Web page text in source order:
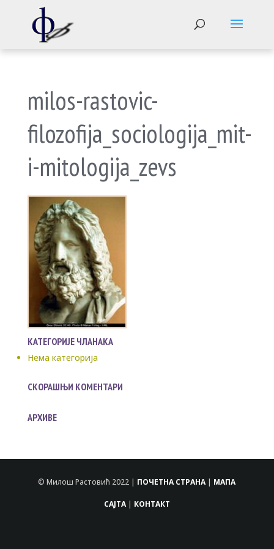
milos-rastovic-
filozofija_sociologija_mit-
i-mitologija_zevs
КАТЕГОРИЈЕ ЧЛАНАКА
Нема категорија
СКОРАШЊИ КОМЕНТАРИ
АРХИВЕ
© Милош Растовић 2022 | ПОЧЕТНА СТРАНА| МАПА
САЈТА| КОНТАКТ